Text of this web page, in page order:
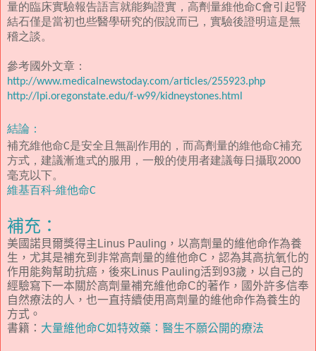
量的臨床實驗報告語言就能夠證實，高劑量維他命C會引起腎
結石僅是當初也些醫學研究的假說而已，實驗後證明這是無
稽之談。
參考國外文章：
http://www.medicalnewstoday.com/articles/255923.php
http://lpi.oregonstate.edu/f-w99/kidneystones.html
結論：
補充維他命C是安全且無副作用的，而高劑量的維他命C補充
方式，建議漸進式的服用，一般的使用者建議每日攝取2000
毫克以下。
維基百科-維他命C
補充：
美國諾貝爾獎得主 Linus Pauling ，以高劑量的維他命作為養
生，尤其是補充到非常高劑量的維他命C，認為其高抗氧化的
作用能夠幫助抗癌，後來 Linus Pauling活到93歲，以自己的
經驗寫下一本關於高劑量補充維他命C的著作，國外許多信奉
自然療法的人，也一直持續使用高劑量的維他命作為養生的
方式。
書籍： 大量維他命C如特效藥：醫生不願公開的療法